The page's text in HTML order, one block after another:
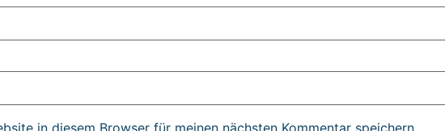
in diesem Browser für meinen nächsten Kommentar speichern.